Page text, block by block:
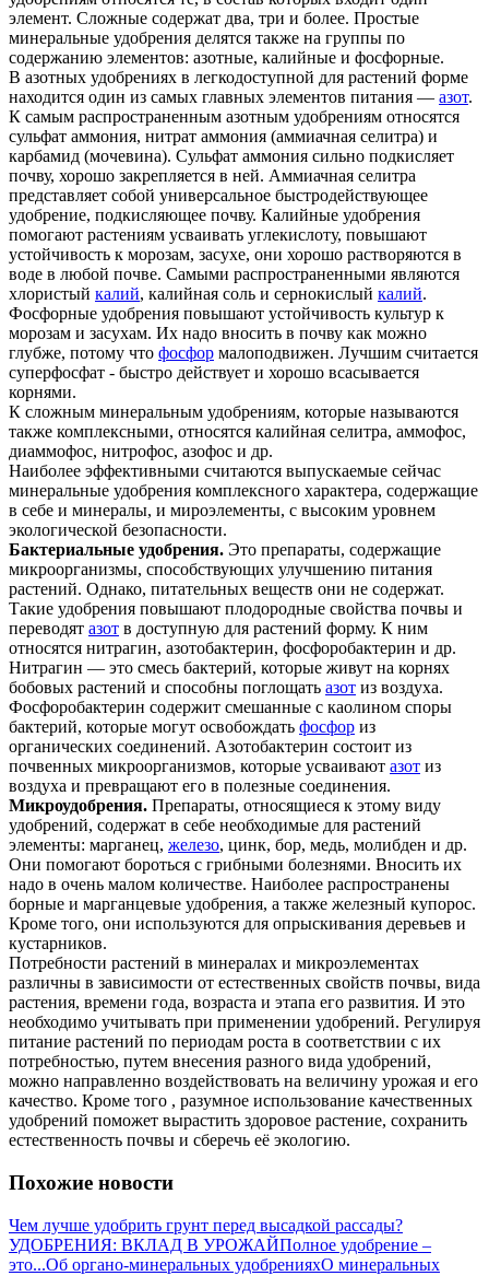
элемент. Сложные содержат два, три и более. Простые
минеральные удобрения делятся также на группы по
содержанию элементов: азотные, калийные и фосфорные.
В азотных удобрениях в легкодоступной для растений форме
находится один из самых главных элементов питания — азот.
К самым распространенным азотным удобрениям относятся
сульфат аммония, нитрат аммония (аммиачная селитра) и
карбамид (мочевина). Сульфат аммония сильно подкисляет
почву, хорошо закрепляется в ней. Аммиачная селитра
представляет собой универсальное быстродействующее
удобрение, подкисляющее почву. Калийные удобрения
помогают растениям усваивать углекислоту, повышают
устойчивость к морозам, засухе, они хорошо растворяются в
воде в любой почве. Самыми распространенными являются
хлористый калий, калийная соль и сернокислый калий.
Фосфорные удобрения повышают устойчивость культур к
морозам и засухам. Их надо вносить в почву как можно
глубже, потому что фосфор малоподвижен. Лучшим считается
суперфосфат - быстро действует и хорошо всасывается
корнями.
К сложным минеральным удобрениям, которые называются
также комплексными, относятся калийная селитра, аммофос,
диаммофос, нитрофос, азофос и др.
Наиболее эффективными считаются выпускаемые сейчас
минеральные удобрения комплексного характера, содержащие
в себе и минералы, и мироэлементы, с высоким уровнем
экологической безопасности.
Бактериальные удобрения. Это препараты, содержащие
микроорганизмы, способствующих улучшению питания
растений. Однако, питательных веществ они не содержат.
Такие удобрения повышают плодородные свойства почвы и
переводят азот в доступную для растений форму. К ним
относятся нитрагин, азотобактерин, фосфоробактерин и др.
Нитрагин — это смесь бактерий, которые живут на корнях
бобовых растений и способны поглощать азот из воздуха.
Фосфоробактерин содержит смешанные с каолином споры
бактерий, которые могут освобождать фосфор из
органических соединений. Азотобактерин состоит из
почвенных микроорганизмов, которые усваивают азот из
воздуха и превращают его в полезные соединения.
Микроудобрения. Препараты, относящиеся к этому виду
удобрений, содержат в себе необходимые для растений
элементы: марганец, железо, цинк, бор, медь, молибден и др.
Они помогают бороться с грибными болезнями. Вносить их
надо в очень малом количестве. Наиболее распространены
борные и марганцевые удобрения, а также железный купорос.
Кроме того, они используются для опрыскивания деревьев и
кустарников.
Потребности растений в минералах и микроэлементах
различны в зависимости от естественных свойств почвы, вида
растения, времени года, возраста и этапа его развития. И это
необходимо учитывать при применении удобрений. Регулируя
питание растений по периодам роста в соответствии с их
потребностью, путем внесения разного вида удобрений,
можно направленно воздействовать на величину урожая и его
качество. Кроме того , разумное использование качественных
удобрений поможет вырастить здоровое растение, сохранить
естественность почвы и сберечь её экологию.
Похожие новости
Чем лучше удобрить грунт перед высадкой рассады?
УДОБРЕНИЯ: ВКЛАД В УРОЖАЙПолное удобрение –
это...Об органо-минеральных удобренияхО минеральных